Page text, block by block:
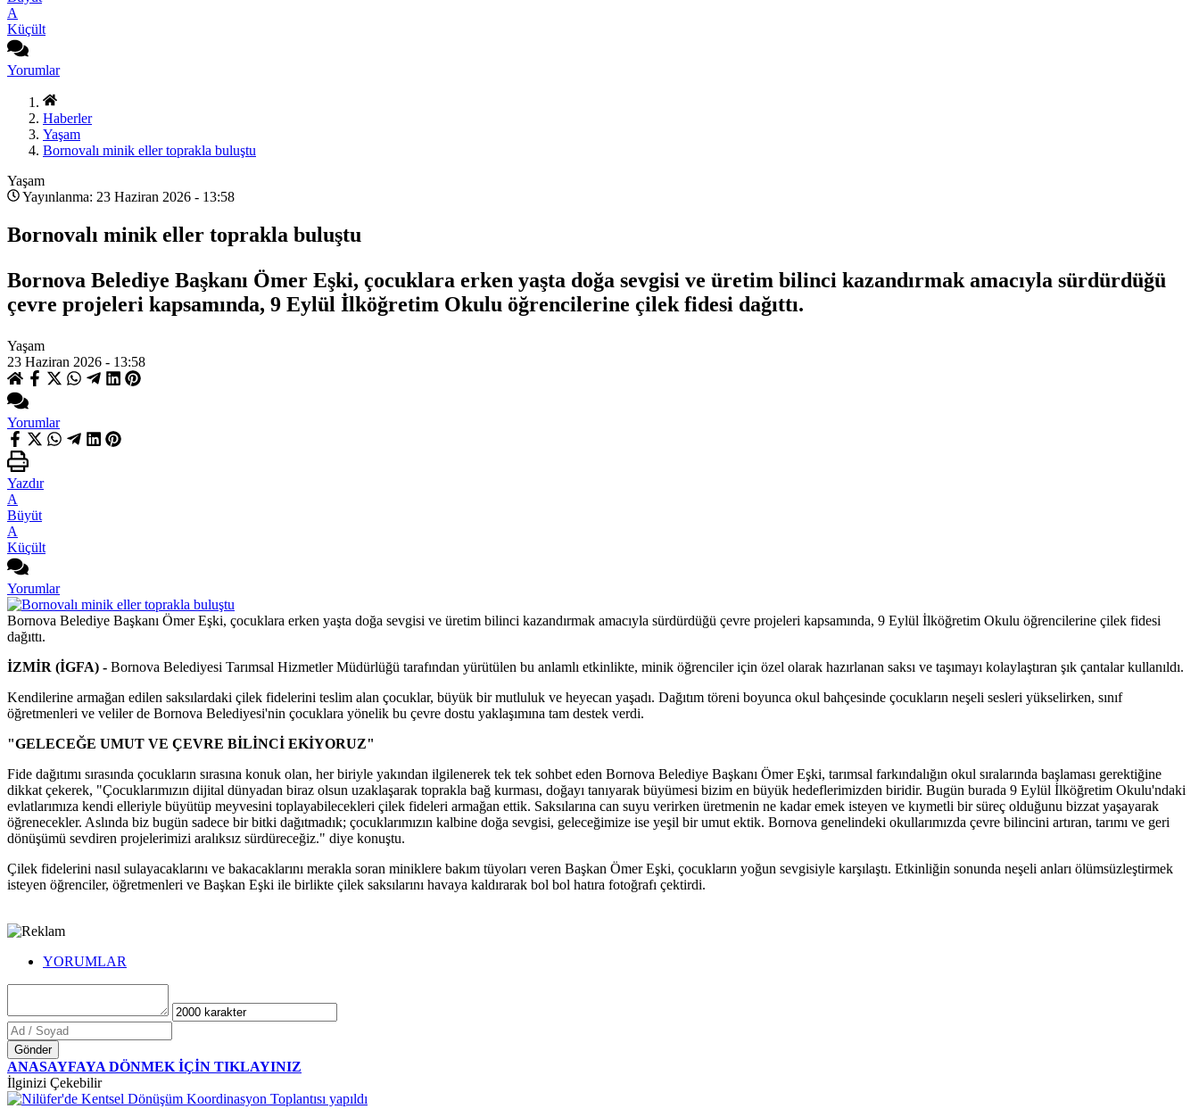
A
Küçült
Yorumlar
Haberler
Yaşam
Bornovalı minik eller toprakla buluştu
Yaşam
Yayınlanma: 23 Haziran 2026 - 13:58
Bornovalı minik eller toprakla buluştu
Bornova Belediye Başkanı Ömer Eşki, çocuklara erken yaşta doğa sevgisi ve üretim bilinci kazandırmak amacıyla sürdürdüğü
çevre projeleri kapsamında, 9 Eylül İlköğretim Okulu öğrencilerine çilek fidesi dağıttı.
Yaşam
23 Haziran 2026 - 13:58
Yorumlar
Yazdır
A
Büyüt
A
Küçült
Yorumlar
Bornova Belediye Başkanı Ömer Eşki, çocuklara erken yaşta doğa sevgisi ve üretim bilinci kazandırmak amacıyla sürdürdüğü çevre projeleri kapsamında, 9 Eylül İlköğretim Okulu öğrencilerine çilek fidesi
dağıttı.
İZMİR (İGFA) - Bornova Belediyesi Tarımsal Hizmetler Müdürlüğü tarafından yürütülen bu anlamlı etkinlikte, minik öğrenciler için özel olarak hazırlanan saksı ve taşımayı kolaylaştıran şık çantalar kullanıldı.
Kendilerine armağan edilen saksılardaki çilek fidelerini teslim alan çocuklar, büyük bir mutluluk ve heyecan yaşadı. Dağıtım töreni boyunca okul bahçesinde çocukların neşeli sesleri yükselirken, sınıf
öğretmenleri ve veliler de Bornova Belediyesi'nin çocuklara yönelik bu çevre dostu yaklaşımına tam destek verdi.
"GELECEĞE UMUT VE ÇEVRE BİLİNCİ EKİYORUZ"
Fide dağıtımı sırasında çocukların sırasına konuk olan, her biriyle yakından ilgilenerek tek tek sohbet eden Bornova Belediye Başkanı Ömer Eşki, tarımsal farkındalığın okul sıralarında başlaması gerektiğine
dikkat çekerek, "Çocuklarımızın dijital dünyadan biraz olsun uzaklaşarak toprakla bağ kurması, doğayı tanıyarak büyümesi bizim en büyük hedeflerimizden biridir. Bugün burada 9 Eylül İlköğretim Okulu'ndaki
evlatlarımıza kendi elleriyle büyütüp meyvesini toplayabilecekleri çilek fideleri armağan ettik. Saksılarına can suyu verirken üretmenin ne kadar emek isteyen ve kıymetli bir süreç olduğunu bizzat yaşayarak
öğrenecekler. Aslında biz bugün sadece bir bitki dağıtmadık; çocuklarımızın kalbine doğa sevgisi, geleceğimize ise yeşil bir umut ektik. Bornova genelindeki okullarımızda çevre bilincini artıran, tarımı ve geri
dönüşümü sevdiren projelerimizi aralıksız sürdüreceğiz." diye konuştu.
Çilek fidelerini nasıl sulayacaklarını ve bakacaklarını merakla soran miniklere bakım tüyoları veren Başkan Ömer Eşki, çocukların yoğun sevgisiyle karşılaştı. Etkinliğin sonunda neşeli anları ölümsüzleştirmek
isteyen öğrenciler, öğretmenleri ve Başkan Eşki ile birlikte çilek saksılarını havaya kaldırarak bol bol hatıra fotoğrafı çektirdi.
YORUMLAR
Gönder
ANASAYFAYA DÖNMEK İÇİN TIKLAYINIZ
İlginizi Çekebilir